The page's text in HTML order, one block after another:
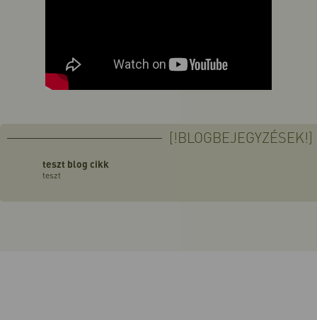
[!BLOGBEJEGYZÉSEK!]
teszt blog cikk
teszt